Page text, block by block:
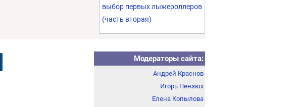
выбор первых лыжероллеров
(часть вторая)
Модераторы сайта:
Андрей Краснов
Игорь Пензюх
Елена Копылова